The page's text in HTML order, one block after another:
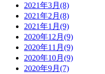
2021年3月(8)
2021年2月(8)
2021年1月(9)
2020年12月(9)
2020年11月(9)
2020年10月(9)
2020年9月(7)